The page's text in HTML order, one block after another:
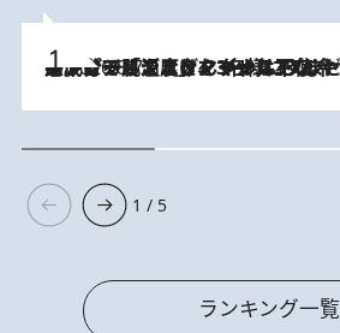
2026.8.7
メントールやエタノールは不使用。ピジョンより、マイルドな冷感成分で肌温度をマイナス3℃まで下げる「ごきげんクール ひんやりアクアミスト」を3名様にプレゼント
1 / 5
ランキング一覧